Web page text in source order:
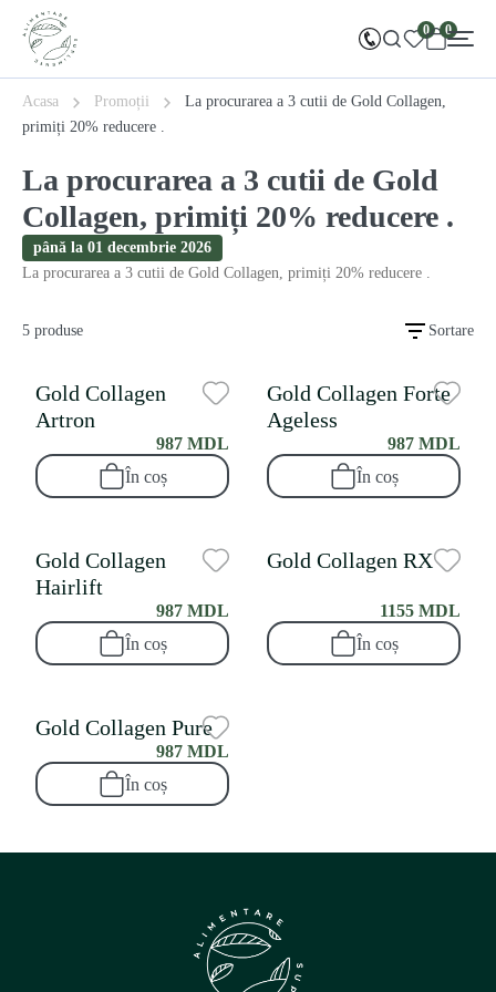
0 0
Acasa Promoții
La procurarea a 3 cutii de Gold Collagen,
primiți 20% reducere .
La procurarea a 3 cutii de Gold
Collagen, primiți 20% reducere .
La procurarea a 3 cutii de Gold Collagen, primiți 20% reducere .
până la 01 decembrie 2026
5 produse Sortare
Gold Collagen
Artron
987 MDL
În coș
Gold Collagen Forte
Ageless
987 MDL
În coș
Gold Collagen
Hairlift
987 MDL
În coș
Gold Collagen RX
1155 MDL
În coș
Gold Collagen Pure
987 MDL
În coș